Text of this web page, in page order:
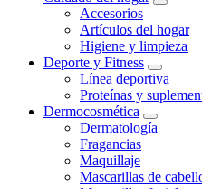
Accesorios
Artículos del hogar
Higiene y limpieza
Deporte y Fitness
Línea deportiva
Proteínas y
Dermocosmética
Dermatología
Fragancias
Maquillaje
Mascarillas de